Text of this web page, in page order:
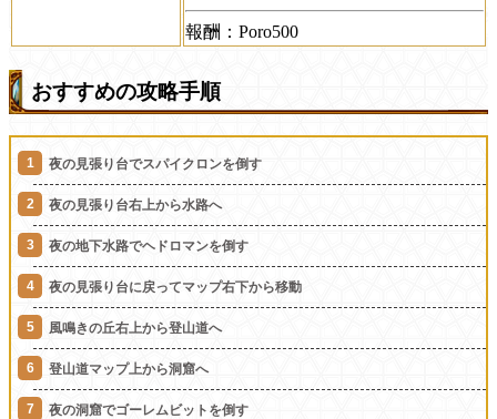
報酬：Poro500
おすすめの攻略手順
夜の見張り台でスパイクロンを倒す
夜の見張り台右上から水路へ
夜の地下水路でヘドロマンを倒す
夜の見張り台に戻ってマップ右下から移動
風鳴きの丘右上から登山道へ
登山道マップ上から洞窟へ
夜の洞窟でゴーレムビットを倒す